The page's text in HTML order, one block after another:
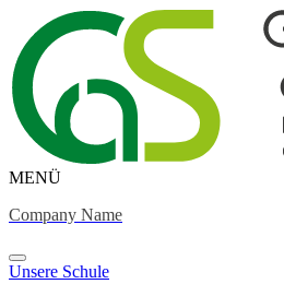
MENÜ
Company Name
Unsere Schule